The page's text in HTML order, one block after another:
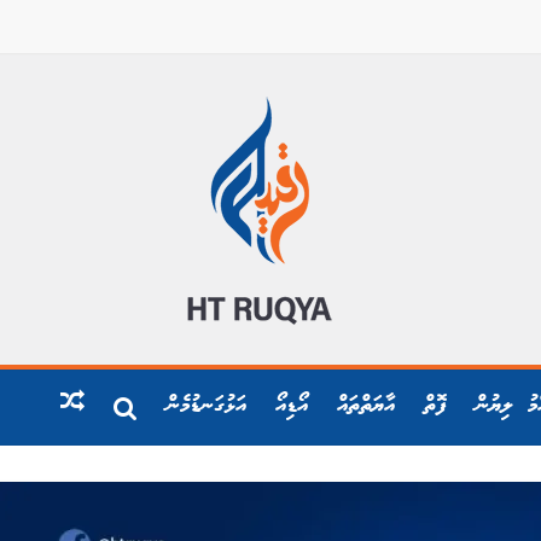
ލިޔުން ފޮތް އާޔަތްތައް އޯޑިއޯ އަޅުގަނޑުމެން